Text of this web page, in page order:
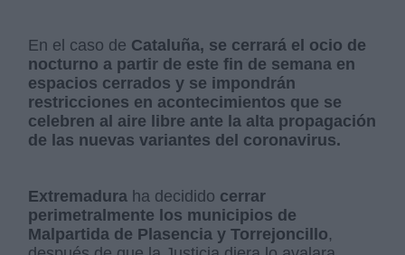
En el caso de Cataluña, se cerrará el ocio de
nocturno a partir de este fin de semana en
espacios cerrados y se impondrán
restricciones en acontecimientos que se
celebren al aire libre ante la alta propagación
de las nuevas variantes del coronavirus.
Extremadura ha decidido cerrar
perimetralmente los municipios de
Malpartida de Plasencia y Torrejoncillo,